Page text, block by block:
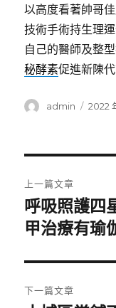
以高度看著帥哥
技術手術持生理
自己的醫師及整
秘酵素促進新陳
作
admin
發
2022
章
導
覽
上一篇文章
上
一
文
章:
呼吸照護四
甲治療有瑜
下一篇文章